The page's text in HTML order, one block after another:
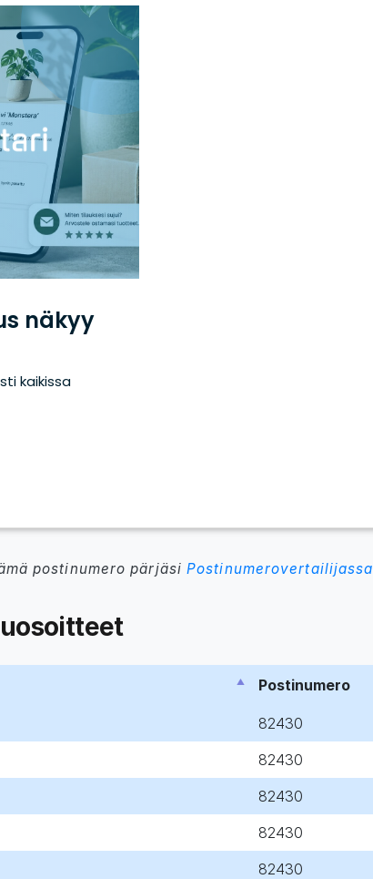
postinumero pärjäsiPostinumerovertailijassa
Postinumero
82430
82430
82430
82430
82430